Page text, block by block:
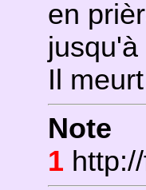
en
Il
Note
1